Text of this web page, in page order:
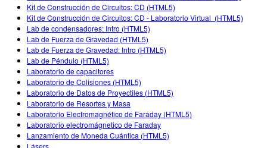
Kit de Construcción de Circuitos: CD (HTML5)
Kit de Construcción de Circuitos: CD - Laboratorio Virtual (HTML5)
Lab de condensadores: Intro (HTML5)
Lab de Fuerza de Gravedad (HTML5)
Lab de Fuerza de Gravedad: Intro (HTML5)
Lab de Péndulo (HTML5)
Laboratorio de capacitores
Laboratorio de Colisiones (HTML5)
Laboratorio de Datos de Proyectiles (HTML5)
Laboratorio de Resortes y Masa
Laboratorio Electromagnético de Faraday (HTML5)
Laboratorio electromágnetico de Faraday
Lanzamiento de Moneda Cuántica (HTML5)
Lásers